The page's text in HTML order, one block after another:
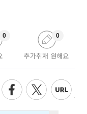
0
추가취재 원해요
0